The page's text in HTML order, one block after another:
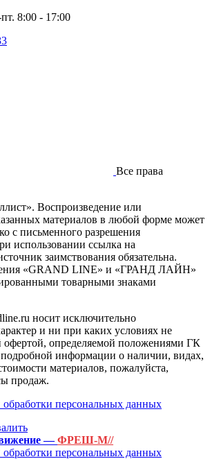
8:00 - 17:00
Все права
Воспроизведение или
материалов в любой форме может
с письменного разрешения
использовании ссылка на
заимствования обязательна.
«GRAND LINE» и «ГРАНД ЛАЙН»
товарными знаками
носит исключительно
и ни при каких условиях не
офертой, определяемой положениями ГК
информации о наличии, видах,
материалов, пожалуйста,
продаж.
персональных данных
—ФРЕШ-М//
персональных данных